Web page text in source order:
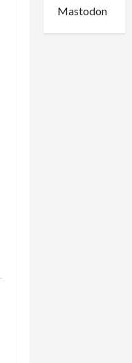
Mastodon